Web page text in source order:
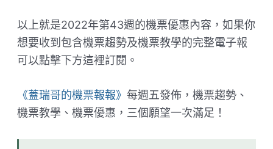
以上就是2022年第43週的機票優惠內容，如果你
想要收到包含機票趨勢及機票教學的完整電子報
可以點擊下方這裡訂閱。
《蓋瑞哥的機票報報》 每週五發佈，機票趨勢、
機票教學、機票優惠，三個願望一次滿足！